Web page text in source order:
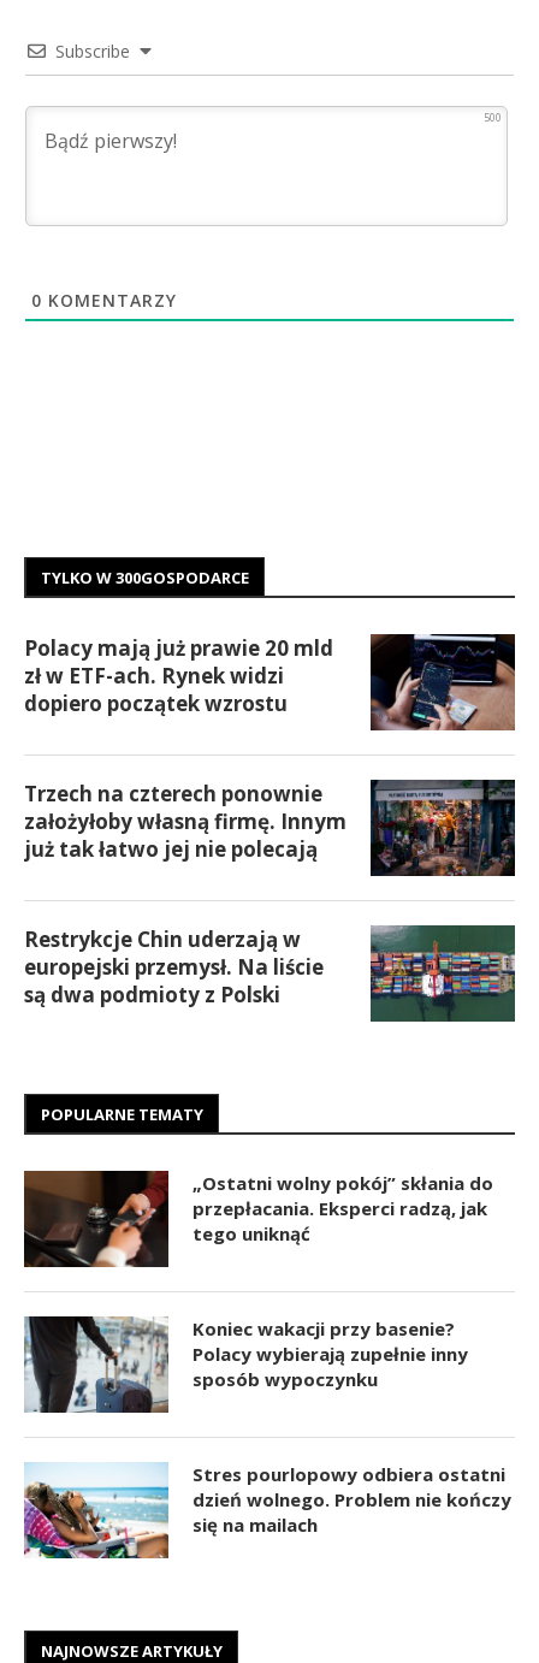
Subscribe
500
0 KOMENTARZY
TYLKO W 300GOSPODARCE
Polacy mają już prawie 20 mld
zł w ETF-ach. Rynek widzi
dopiero początek wzrostu
Trzech na czterech ponownie
założyłoby własną firmę. Innym
już tak łatwo jej nie polecają
Restrykcje Chin uderzają w
europejski przemysł. Na liście
są dwa podmioty z Polski
POPULARNE TEMATY
„Ostatni wolny pokój” skłania do
przepłacania. Eksperci radzą, jak
tego uniknąć
Koniec wakacji przy basenie?
Polacy wybierają zupełnie inny
sposób wypoczynku
Stres pourlopowy odbiera ostatni
dzień wolnego. Problem nie kończy
się na mailach
NAJNOWSZE ARTYKUŁY